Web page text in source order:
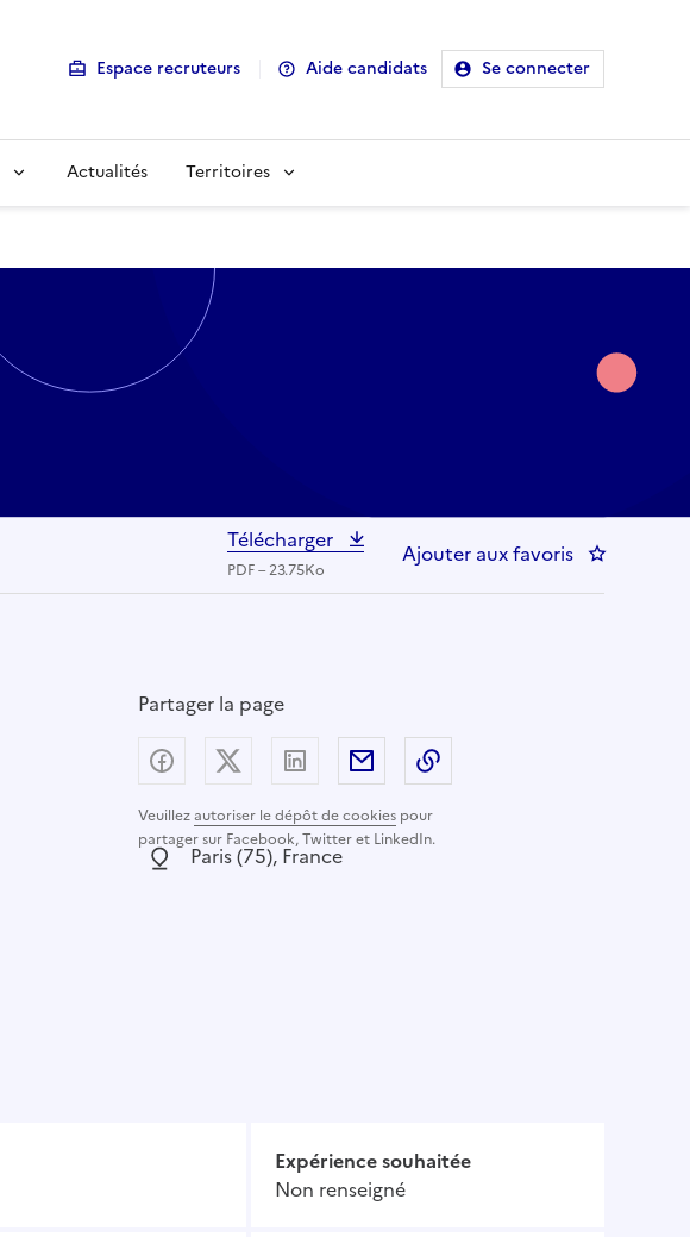
Espace recruteurs Aide candidats Se connecter
Actualités Territoires
Télécharger
PDF – 23.75Ko
Ajouter aux favoris : Chef de
Partager la page
Veuillezautoriser le dépôt de cookies pour
partager sur Facebook, Twitter et LinkedIn.
Partager sur Facebook
Partager sur X (anciennement Twitter) -
Partager sur LinkedIn
Partager par email
Localisation :
Paris (75), France
Expérience souhaitée
Non renseigné